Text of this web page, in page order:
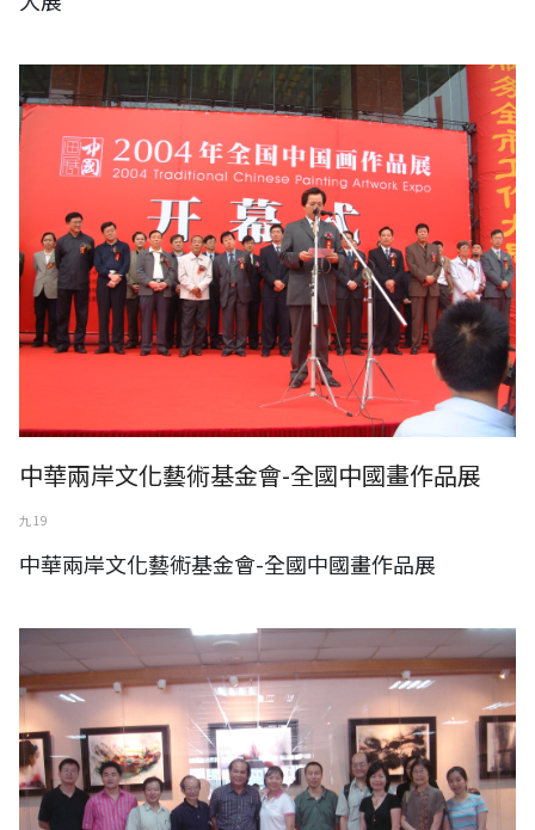
中華兩岸文化藝術基金會-全國中國畫作品展
中華兩岸文化藝術基金會-全國中國畫作品展
九 19
中華兩岸文化藝術基金會-全國中國畫作品展
楊門藝術中心台灣苗栗文化交流